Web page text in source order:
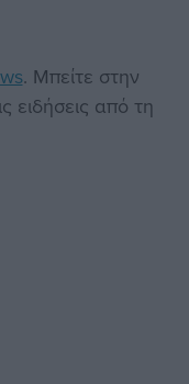
. Μπείτε στην
ειδήσεις από τη